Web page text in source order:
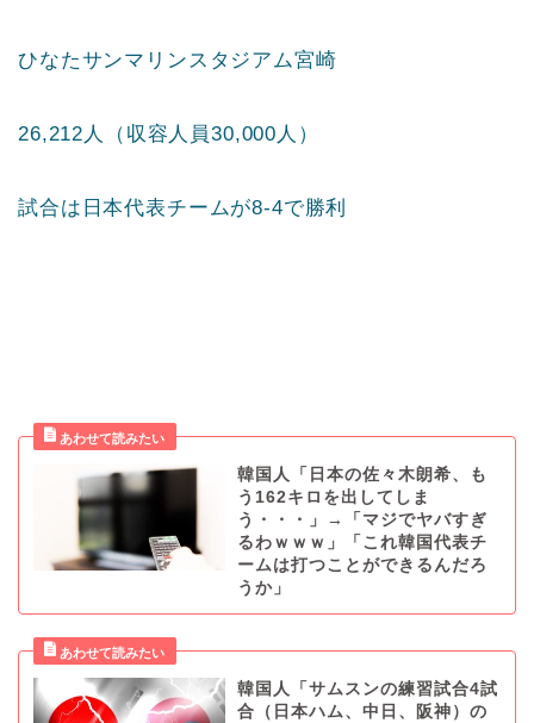
ひなたサンマリンスタジアム宮崎
26,212人（収容人員30,000人）
試合は日本代表チームが8-4で勝利
韓国人「日本の佐々木朗希、も
う162キロを出してしま
う・・・」→「マジでヤバすぎ
るわｗｗｗ」「これ韓国代表チ
ームは打つことができるんだろ
うか」
韓国人「サムスンの練習試合4試
合（日本ハム、中日、阪神）の